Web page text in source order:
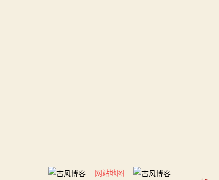
网站地图